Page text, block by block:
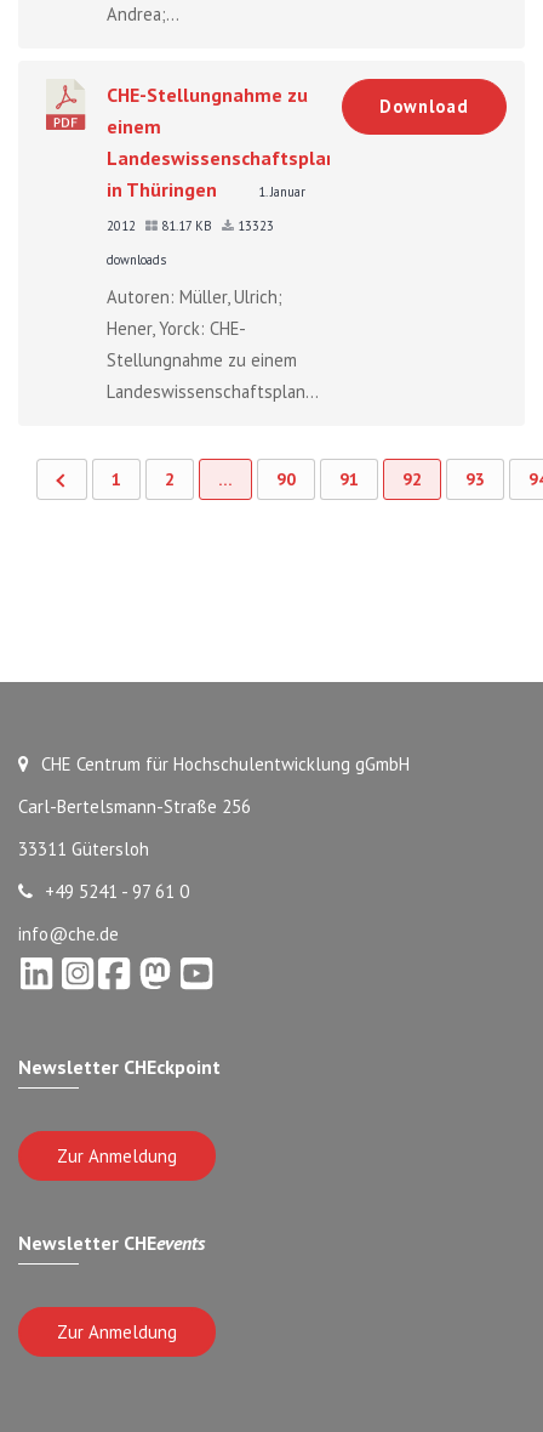
Andrea;...
CHE-Stellungnahme zu
einem
Landeswissenschaftsplan
in Thüringen
1. Januar
2012
81.17 KB
13323
downloads
Autoren: Müller, Ulrich;
Hener, Yorck: CHE-
Stellungnahme zu einem
Landeswissenschaftsplan...
Download
1 2 … 90 91 92 93
CHE Centrum für Hochschulentwicklung gGmbH
Carl-Bertelsmann-Straße 256
33311 Gütersloh
+49 5241 - 97 61 0
info@che.de
Newsletter CHEckpoint
Zur Anmeldung
Newsletter CHEevents
Zur Anmeldung